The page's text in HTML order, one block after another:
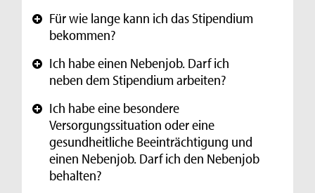
+ Für wie lange kann ich das Stipendium
bekommen?
+ Ich habe einen Nebenjob. Darf ich
neben dem Stipendium arbeiten?
+ Ich habe eine besondere
Versorgungssituation oder eine
gesundheitliche Beeinträchtigung und
einen Nebenjob. Darf ich den Nebenjob
behalten?